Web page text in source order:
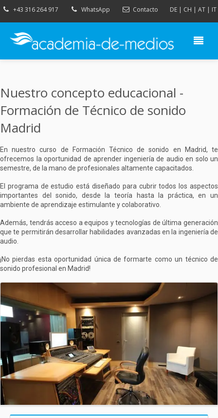
+43 316 264 917 WhatsApp Contacto DE| CH | AT| IT
Nuestro concepto educacional -
Formación de Técnico de sonido
Madrid
En nuestro curso de Formación Técnico de sonido en Madrid, te
ofrecemos la oportunidad de aprender ingeniería de audio en solo un
semestre, de la mano de profesionales altamente capacitados.
El programa de estudio está diseñado para cubrir todos los aspectos
importantes del sonido, desde la teoría hasta la práctica, en un
ambiente de aprendizaje estimulante y colaborativo.
Además, tendrás acceso a equipos y tecnologías de última generación
que te permitirán desarrollar habilidades avanzadas en la ingeniería de
audio.
¡No pierdas esta oportunidad única de formarte como un técnico de
sonido profesional en Madrid!